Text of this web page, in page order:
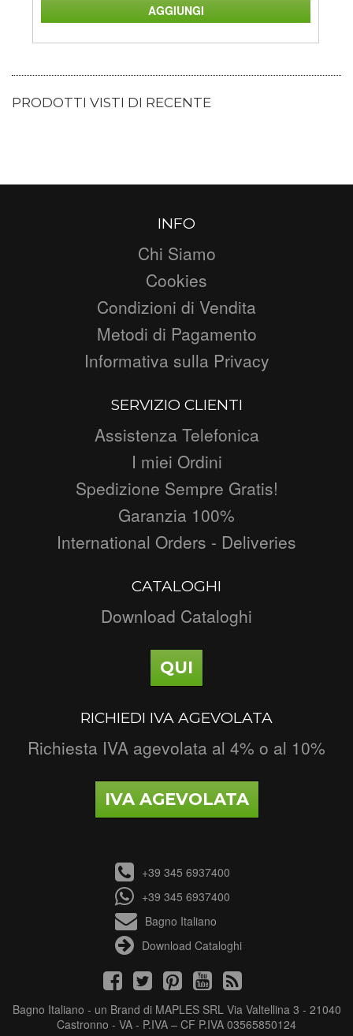
PRODOTTI VISTI DI RECENTE
INFO
Chi Siamo
Cookies
Condizioni di Vendita
Metodi di Pagamento
Informativa sulla Privacy
SERVIZIO CLIENTI
Assistenza Telefonica
I miei Ordini
Spedizione Sempre Gratis!
Garanzia 100%
International Orders - Deliveries
CATALOGHI
Download Cataloghi
QUI
RICHIEDI IVA AGEVOLATA
Richiesta IVA agevolata al 4% o al 10%
IVA AGEVOLATA
+39 345 6937400
+39 345 6937400
Bagno Italiano
Download Cataloghi
Bagno Italiano - un Brand di MAPLES SRL Via Valtellina 3 - 21040
Castronno - VA - P.IVA – CF P.IVA 03565850124